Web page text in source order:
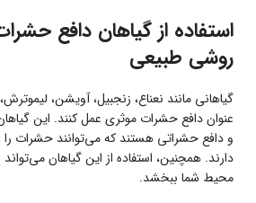
استفاده از گیاهان دافع
روشی طبیعی
گیاهانی مانند نعناع، زنجبیل، آویشن،
عنوان دافع حشرات موثری عمل کنند. این
و دافع حشراتی هستند که می‌توانند حشرات را
دارند. همچنین، استفاده از این گیاهان
محیط شما ببخشد.